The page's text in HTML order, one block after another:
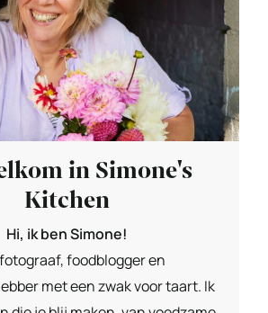
in Simone's
Kitchen
Hi, ik ben Simone!
foodblogger en
met een zwak voor taart. Ik